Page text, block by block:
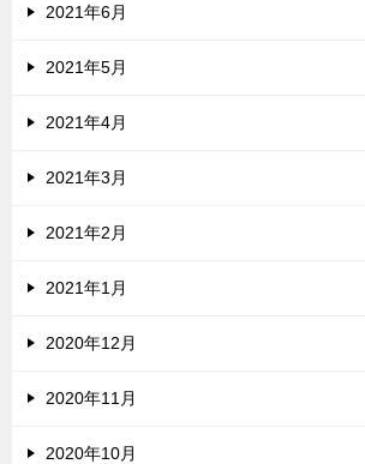
2021年6月
2021年5月
2021年4月
2021年3月
2021年2月
2021年1月
2020年12月
2020年11月
2020年10月